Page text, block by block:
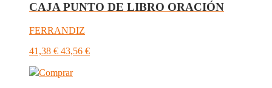
CAJA PUNTO DE LIBRO ORACIÓN
FERRANDIZ
41,38 € 43,56 €
Comprar